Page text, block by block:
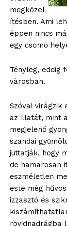
megközel
ítésben. Ami
éppen nincs
egy csomó
Tényleg, eddig
városban.
Szóval virágzik
az illatát, mint
megjelenő
szandai
juttatják, hogy
de hamarosan
eszméletlen
este még
izzasztó és
rövidnadrágba